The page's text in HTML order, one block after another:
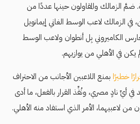
الزمالك والمقاولون حينها عددًا من
في الزمالك لاعب الوسط الغاني إيمانويل
الكاميروني بِل أنطوان ولاعب الوسط
يكن في الأهلي من يوازيهم.
خطيرًا بمنع اللاعبين الأجانب من الاحتراف
في أيِّ نادٍ مصري، ونُفِّذ القرار بالفعل، ما أدى
من لاعبيهما، الأمر الذي استفاد منه الأهلي.